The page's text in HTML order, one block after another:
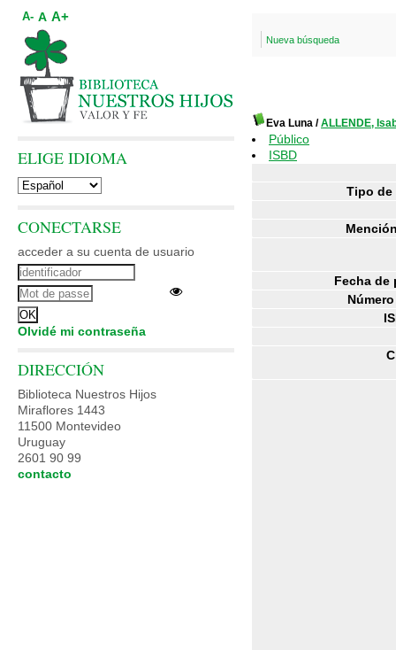
Nueva búsqueda
Eva Luna /ALLENDE,
Público
ISBD
Tipo de
Fecha de
A- A A+
ELIGE IDIOMA
CONECTARSE
acceder a su cuenta de usuario
Olvidé mi contraseña
DIRECCIÓN
Biblioteca Nuestros Hijos
Miraflores 1443
11500 Montevideo
Uruguay
2601 90 99
contacto